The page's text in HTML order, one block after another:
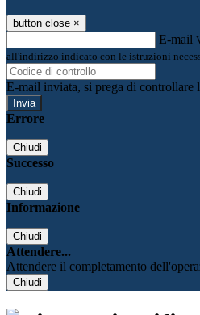
button close ×
E-mail
all'indirizzo indicato con le istruzioni
E-mail inviata, si prega di controllare
Errore
Chiudi
Successo
Chiudi
Informazione
Chiudi
Attendere...
Attendere il completamento
Chiudi